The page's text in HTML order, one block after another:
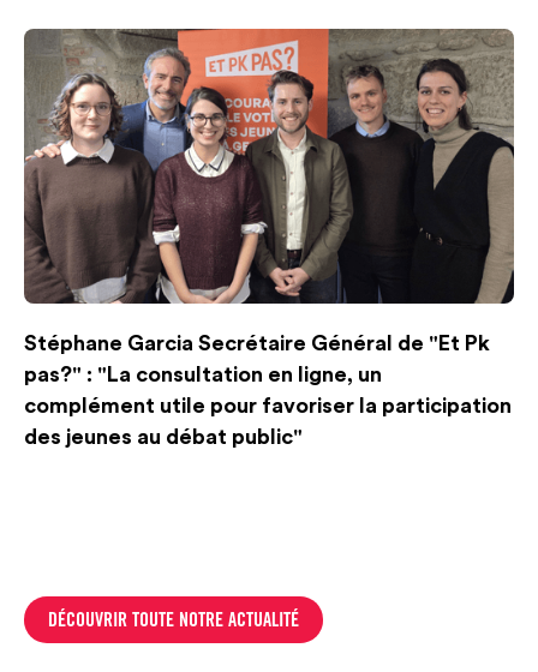
Stéphane Garcia Secrétaire Général de "Et Pk
pas?" : "La consultation en ligne, un
complément utile pour favoriser la participation
des jeunes au débat public"
DÉCOUVRIR TOUTE NOTRE ACTUALITÉ